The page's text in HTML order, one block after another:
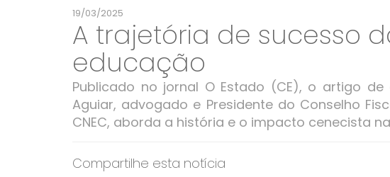
19/03/2025
A trajetória de sucesso
educação
Publicado no jornal O Estado (CE), o artigo
Aguiar, advogado e Presidente do Conselho
CNEC, aborda a história e o impacto cenecista
Compartilhe esta notícia